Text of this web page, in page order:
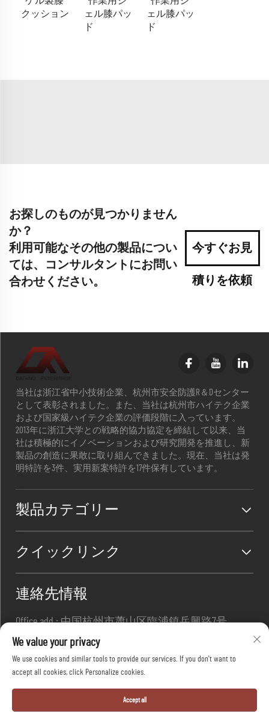
クッション
ェル膝パッ
ド
ェル膝パッ
ド
お探しのものが見つかりません
か？
利用可能なその他の製品につい
ては、コンサルタントにお問い
合わせください。
今すぐお見
積りを依頼
当社は浙江省中小技術企業、杭州市安全防護R＆Dセンター
として表彰されました。また、当社は杭州市ハイテク企業
および国家級ハイテク企業の評価段階に入っています。
2013年に浙江大学との戦略的協力協定を締結して以来、当
社は積極的にイノベーションおよび研究開発を推進し、新
製品の創造に果敢に取り組んできました。現在、当社は発
明特許を3件、実用新案特許を17件保有しています。
製品カテゴリー
クイックリンク
連絡先情報
Office add : 中国杭州市蕭山区臨浦鎮岳興路7号
メール:[email protected]
連絡先:+86-13967169961
Copyright © 杭州大方安全株式会社 全著作権所有
We value your privacy
We use cookies and similar tools to provide our services. If you don't want to
accept all cookies, click Personalize cookies.
Accept all